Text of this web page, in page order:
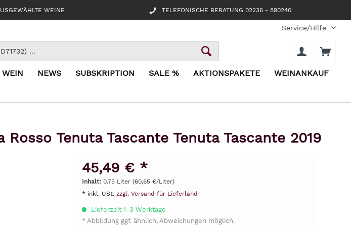
WEINE TELEFONISCHE BERATUNG 02236 - 890240
Service/Hilfe
NEWS SUBSKRIPTION SALE % AKTIONSPAKETE WEINANKAUF
Tenuta Tascante Tenuta Tascante 2019
45,49 € *
Inhalt: 0.75 Liter (60,65 €/Liter)
* inkl. USt. zzgl. Versand für Lieferland
Lieferzeit 1-3 Werktage
* Abbildung ggf. ähnlich, Abweichungen möglich.